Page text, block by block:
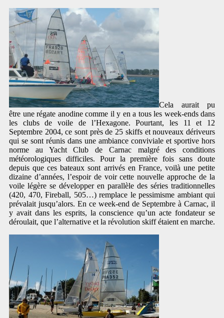
Cela aurait pu
être une régate anodine comme il y en a tous les week-ends dans
les clubs de voile de l’Hexagone. Pourtant, les 11 et 12
Septembre 2004, ce sont près de 25 skiffs et nouveaux dériveurs
qui se sont réunis dans une ambiance conviviale et sportive hors
norme au Yacht Club de Carnac malgré des conditions
météorologiques difficiles. Pour la première fois sans doute
depuis que ces bateaux sont arrivés en France, voilà une petite
dizaine d’années, l’espoir de voir cette nouvelle approche de la
voile légère se développer en parallèle des séries traditionnelles
(420, 470, Fireball, 505…) remplace le pessimisme ambiant qui
prévalait jusqu’alors. En ce week-end de Septembre à Carnac, il
y avait dans les esprits, la conscience qu’un acte fondateur se
déroulait, que l’alternative et la révolution skiff étaient en marche.